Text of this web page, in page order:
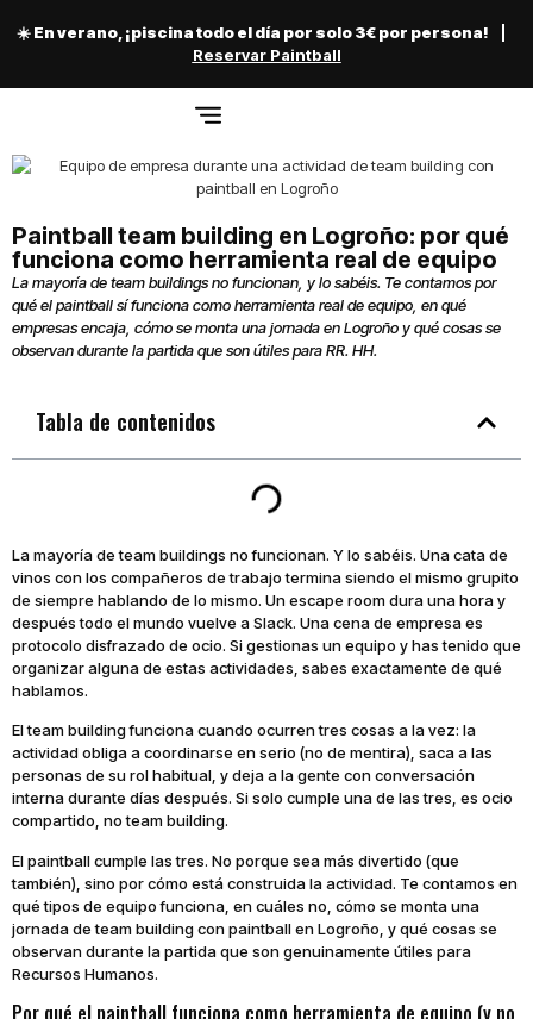
☀️ En verano, ¡piscina todo el día por solo 3€ por persona!
Reservar Paintball
Paintball team building en Logroño: por qué
funciona como herramienta real de equipo
La mayoría de team buildings no funcionan, y lo sabéis. Te contamos por
qué el paintball sí funciona como herramienta real de equipo, en qué
empresas encaja, cómo se monta una jornada en Logroño y qué cosas se
observan durante la partida que son útiles para RR. HH.
Tabla de contenidos
La mayoría de team buildings no funcionan. Y lo sabéis. Una cata de
vinos con los compañeros de trabajo termina siendo el mismo grupito
de siempre hablando de lo mismo. Un escape room dura una hora y
después todo el mundo vuelve a Slack. Una cena de empresa es
protocolo disfrazado de ocio. Si gestionas un equipo y has tenido que
organizar alguna de estas actividades, sabes exactamente de qué
hablamos.
El team building funciona cuando ocurren tres cosas a la vez: la
actividad obliga a coordinarse en serio (no de mentira), saca a las
personas de su rol habitual, y deja a la gente con conversación
interna durante días después. Si solo cumple una de las tres, es ocio
compartido, no team building.
El paintball cumple las tres. No porque sea más divertido (que
también), sino por cómo está construida la actividad. Te contamos en
qué tipos de equipo funciona, en cuáles no, cómo se monta una
jornada de team building con paintball en Logroño, y qué cosas se
observan durante la partida que son genuinamente útiles para
Recursos Humanos.
Por qué el paintball funciona como herramienta de equipo (y no